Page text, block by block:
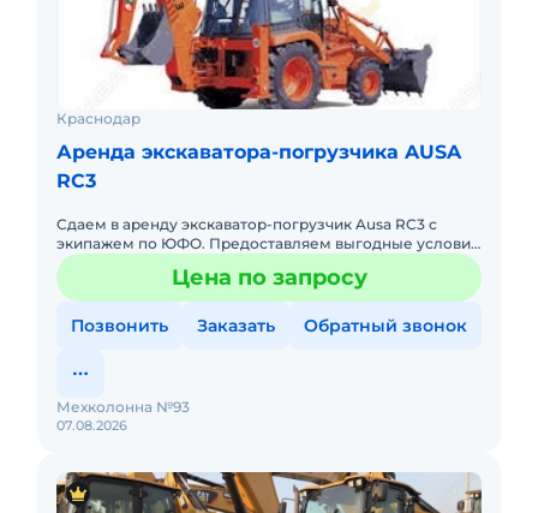
Краснодар
Аренда экскаватора-погрузчика AUSA
RC3
Сдаем в аренду экскаватор-погрузчик Ausa RC3 с
экипажем по ЮФО. Предоставляем выгодные условия
для аренды экскаватора-погрузчика Ausa RC3 в
Южном федеральном окЦена по запросу
Позвонить Заказать Обратный звонок
07.08.2026
Мехколонна №93